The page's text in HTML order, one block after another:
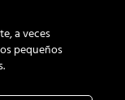
a veces
pequeños